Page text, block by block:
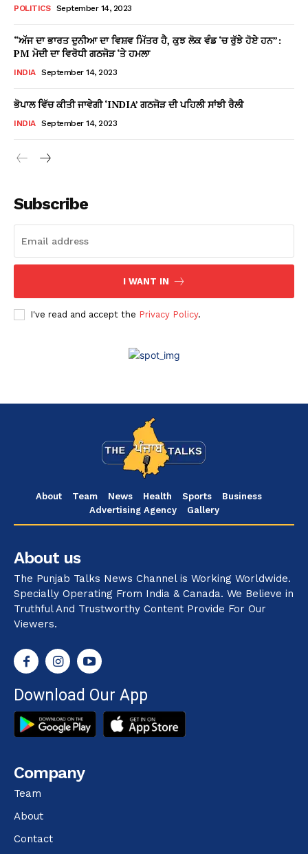
POLITICS September 14, 2023
“ਅੱਜ ਦਾ ਭਾਰਤ ਦੁਨੀਆ ਦਾ ਵਿਸ਼ਵ ਮਿੱਤਰ ਹੈ, ਕੁਝ ਲੋਕ ਵੰਡ ‘ਚ ਰੁੱਝੇ ਹੋਏ ਹਨ”:
PM ਮੋਦੀ ਦਾ ਵਿਰੋਧੀ ਗਠਜੋੜ ‘ਤੇ ਹਮਲਾ
INDIA September 14, 2023
ਭੋਪਾਲ ਵਿੱਚ ਕੀਤੀ ਜਾਵੇਗੀ ‘INDIA’ ਗਠਜੋੜ ਦੀ ਪਹਿਲੀ ਸਾਂਝੀ ਰੈਲੀ
INDIA September 14, 2023
Subscribe
I WANT IN
I've read and accept the Privacy Policy.
About Team News Health Sports
Business
Advertising Agency
Gallery
About us
The Punjab Talks News Channel is Working Worldwide.
Specially Operating From India & Canada. We Believe in
Truthful And Trustworthy Content Provide For Our
Viewers.
Download Our App
Company
Team
About
Contact